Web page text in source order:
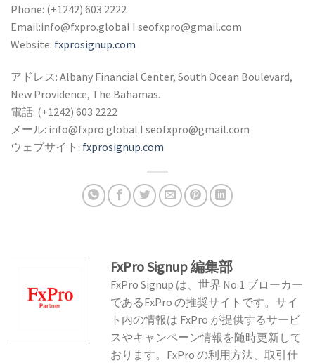
Phone: (+1242) 603 2222
Email:info@fxpro.global I seofxpro@gmail.com
Website: fxprosignup.com
アドレス: Albany Financial Center, South Ocean Boulevard,
New Providence, The Bahamas.
電話: (+1242) 603 2222
メール: info@fxpro.global I seofxpro@gmail.com
ウェブサイト: fxprosignup.com
FxPro Signup 編集部
FxPro Signup は、世界 No.1 ブローカー
であるFxPro の推奨サイトです。サイ
ト内の情報は FxPro が提供するサービ
スやキャンペーン情報を随時更新して
おります。FxPro の利用方法、取引仕